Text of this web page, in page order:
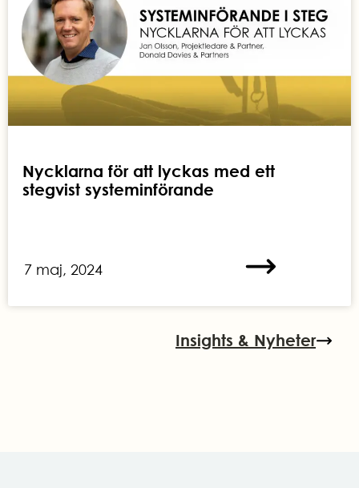
Nycklarna för att lyckas med ett
stegvist systeminförande
7 maj, 2024
Insights & Nyheter